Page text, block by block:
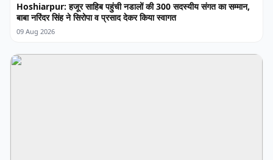
Hoshiarpur: हजूर साहिब पहुंची नडालों की 300 सदस्यीय संगत का सम्मान,
बाबा नरिंदर सिंह ने सिरोपा व प्रसाद देकर किया स्वागत
09 Aug 2026